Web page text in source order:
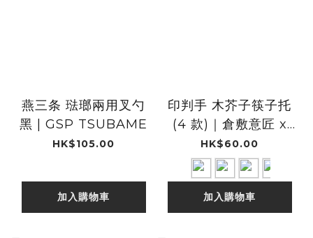
燕三条 琺瑯兩用叉勺
黑 | GSP TSUBAME
HK$105.00
加入購物車
印判手 木芥子筷子托
(4 款)｜倉敷意匠 x
kata kata
HK$60.00
加入購物車